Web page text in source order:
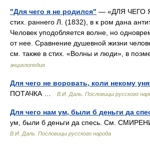
"Для чего я не родился" — «ДЛЯ ЧЕГО
стих. раннего Л. (1832), в к ром дана
Человек уподобляется волне, но
от нее. Сравнение душевной жизни
см. также в стих. «Волны и люди», в
энциклопедия
Для чего не воровать, коли некому
ПОТАЧКА …
В.И. Даль. Пословицы русского
Для чего нам ум, были б деньги да
ум, были б деньги да спесь. См.
В.И. Даль. Пословицы русского народа